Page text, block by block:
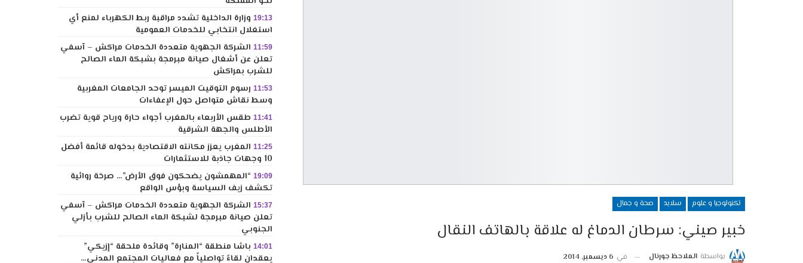
تكنولوجيا و علوم سلايد صحة و جمال
خبير صيني: سرطان الدماغ له علاقة بالهاتف النقال
بواسطة الملاحظ جورنال في 6 ديسمبر, 2014
19:13 وزارة الداخلية تشدد مراقبة ربط الكهرباء لمنع أي
استغلال انتخابي للخدمات العمومية
11:59 الشركة الجهوية متعددة الخدمات مراكش – آسفي
تعلن عن أشغال صيانة مبرمجة بشبكة الماء الصالح
للشرب بمراكش
11:53 رسوم التوقيت الميسر توحد الجامعات المغربية
وسط نقاش متواصل حول الإعفاءات
11:41 طقس الأربعاء بالمغرب أجواء حارة ورياح قوية تضرب
الأطلس والجهة الشرقية
11:25 المغرب يعزز مكانته الاقتصادية بدخوله قائمة أفضل
10 وجهات جاذبة للاستثمارات
19:09 “المهمشون يضحكون فوق الأرض”… صرخة روائية
تكشف زيف السياسة وبؤس الواقع
15:37 الشركة الجهوية متعددة الخدمات مراكش – آسفي
تعلن صيانة مبرمجة لشبكة الماء الصالح للشرب بأزلي
الجنوبي
14:01 باشا منطقة “المنارة” وقائدة ملحقة “إزيكي”
يعقدان لقاءً تواصلياً مع فعاليات المجتمع المدني…